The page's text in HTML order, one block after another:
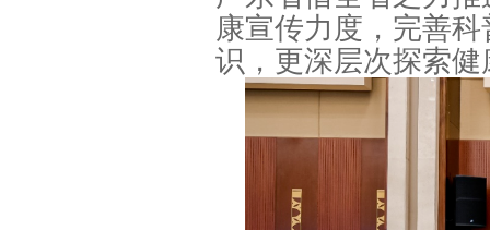
康宣传力度，完善
识，更深层次探索